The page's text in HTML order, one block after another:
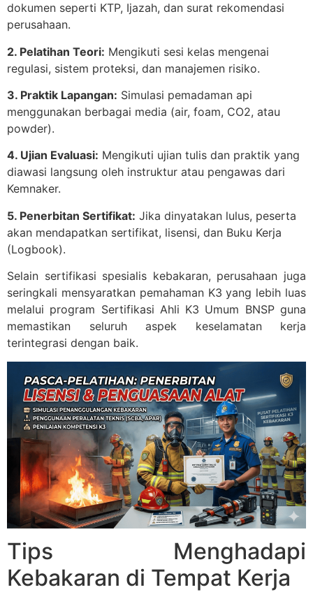
dokumen seperti KTP, Ijazah, dan surat rekomendasi
perusahaan.
2. Pelatihan Teori: Mengikuti sesi kelas mengenai
regulasi, sistem proteksi, dan manajemen risiko.
3. Praktik Lapangan: Simulasi pemadaman api
menggunakan berbagai media (air, foam, CO2, atau
powder).
4. Ujian Evaluasi: Mengikuti ujian tulis dan praktik yang
diawasi langsung oleh instruktur atau pengawas dari
Kemnaker.
5. Penerbitan Sertifikat: Jika dinyatakan lulus, peserta
akan mendapatkan sertifikat, lisensi, dan Buku Kerja
(Logbook).
Selain sertifikasi spesialis kebakaran, perusahaan juga
seringkali mensyaratkan pemahaman K3 yang lebih luas
melalui program Sertifikasi Ahli K3 Umum BNSP guna
memastikan seluruh aspek keselamatan kerja
terintegrasi dengan baik.
Tips Menghadapi
Kebakaran di Tempat Kerja